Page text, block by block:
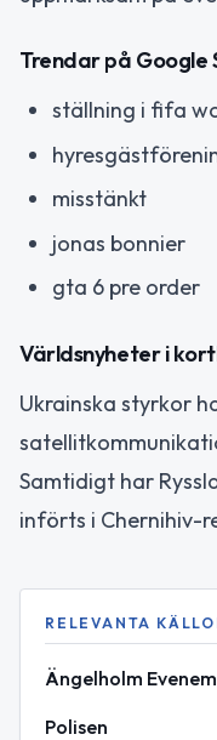
Trendar på Google
ställning i fifa
misstänkt
jonas bonnier
gta 6 pre order
Världsnyheter i
Ukrainska styrkor
Samtidigt har
införts i Chernihiv-
RELEVANTA
Ängelholm
Polisen